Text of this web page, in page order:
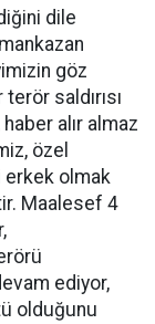
dile
göz
saldırısı
alır almaz
özel
erkek olmak
Maalesef 4
ediyor,
olduğunu